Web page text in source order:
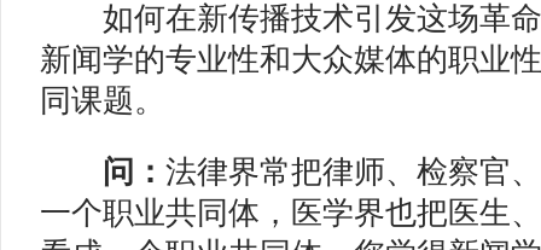
如何在新传播技术引发这场革命
新闻学的专业性和大众媒体的职业
同课题。
问： 法律界常把律师、检察官
一个职业共同体，医学界也把医生